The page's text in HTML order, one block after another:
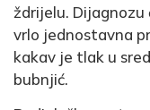
ždrijelu.
vrlo jednostavna
kakav je tlak u
bubnjić.